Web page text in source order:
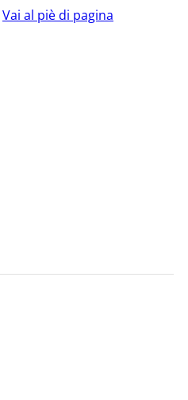
Vai al piè di pagina